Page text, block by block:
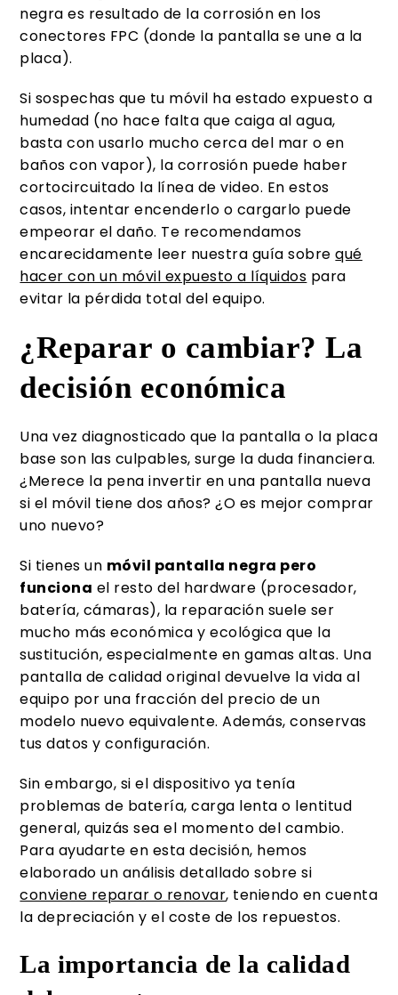
negra es resultado de la corrosión en los
conectores FPC (donde la pantalla se une a la
placa).
Si sospechas que tu móvil ha estado expuesto a
humedad (no hace falta que caiga al agua,
basta con usarlo mucho cerca del mar o en
baños con vapor), la corrosión puede haber
cortocircuitado la línea de video. En estos
casos, intentar encenderlo o cargarlo puede
empeorar el daño. Te recomendamos
encarecidamente leer nuestra guía sobrequé
hacer con un móvil expuesto a líquidos para
evitar la pérdida total del equipo.
¿Reparar o cambiar? La
decisión económica
Una vez diagnosticado que la pantalla o la placa
base son las culpables, surge la duda financiera.
¿Merece la pena invertir en una pantalla nueva
si el móvil tiene dos años? ¿O es mejor comprar
uno nuevo?
Si tienes un móvil pantalla negra pero
funciona el resto del hardware (procesador,
batería, cámaras), la reparación suele ser
mucho más económica y ecológica que la
sustitución, especialmente en gamas altas. Una
pantalla de calidad original devuelve la vida al
equipo por una fracción del precio de un
modelo nuevo equivalente. Además, conservas
tus datos y configuración.
Sin embargo, si el dispositivo ya tenía
problemas de batería, carga lenta o lentitud
general, quizás sea el momento del cambio.
Para ayudarte en esta decisión, hemos
elaborado un análisis detallado sobre si
conviene reparar o renovar, teniendo en cuenta
la depreciación y el coste de los repuestos.
La importancia de la calidad